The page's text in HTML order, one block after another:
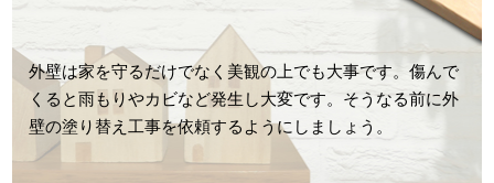
外壁は家を守るだけでなく美観の上でも大事です。傷んで
くると雨もりやカビなど発生し大変です。そうなる前に外
壁の塗り替え工事を依頼するようにしましょう。